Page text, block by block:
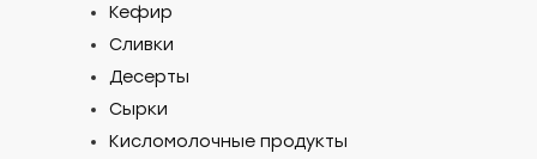
Кефир
Сливки
Десерты
Сырки
Кисломолочные продукты